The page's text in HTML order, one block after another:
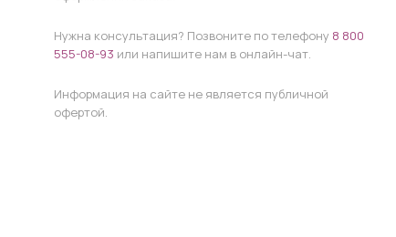
Нужна консультация? Позвоните по телефону 8 800
555-08-93 или напишите нам в онлайн-чат.
Информация на сайте не является публичной
офертой.